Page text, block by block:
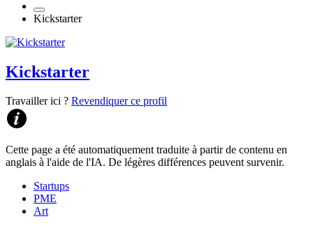
Kickstarter
Kickstarter
Travailler ici ? Revendiquer ce profil
Cette page a été automatiquement traduite à partir de contenu en
anglais à l'aide de l'IA. De légères différences peuvent survenir.
Startups
PME
Art